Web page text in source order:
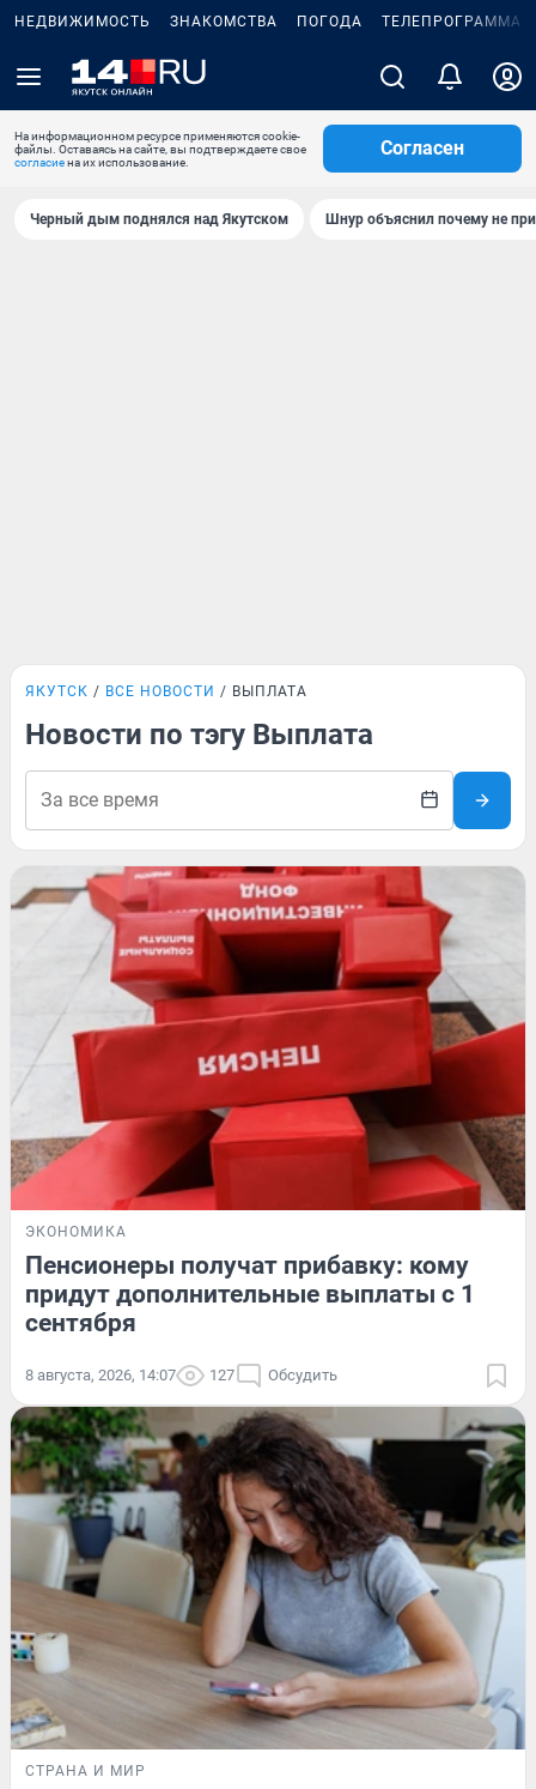
НЕДВИЖИМОСТЬ ЗНАКОМСТВА ПОГОДА ТЕЛЕПРОГРАММА
На информационном ресурсе применяются cookie-
файлы. Оставаясь на сайте, вы подтверждаете свое
согласиена их использование.
Согласен
Черный дым поднялся над Якутском Шнур объяснил почему не
ЯКУТСК ВСЕ НОВОСТИ ВЫПЛАТА
Новости по тэгу Выплата
ЭКОНОМИКА
Пенсионеры получат прибавку: кому
придут дополнительные выплаты с 1
сентября
8 августа, 2026, 14:07 127 Обсудить
СТРАНА И МИР